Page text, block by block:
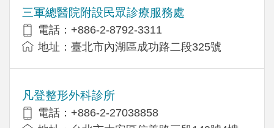
三軍總醫院附設民眾診療服務處
電話：+886-2-8792-3311
地址：臺北市內湖區成功路二段325號
凡登整形外科診所
電話：+886-2-27038858